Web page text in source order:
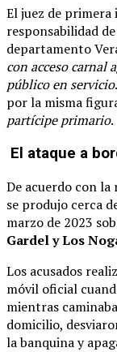
El juez de primera
responsabilidad
departamento
con acceso carnal
público en servicio
por la misma
partícipe primario.
El ataque a
De acuerdo con
se produjo cerca
marzo de 2023
Gardel y Los
Los acusados
móvil oficial
mientras
domicilio,
la banquina y